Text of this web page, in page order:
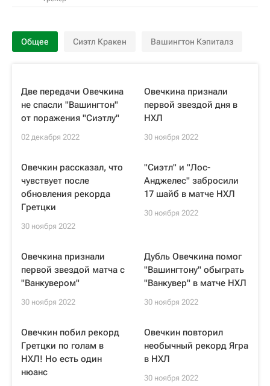
Общее Сиэтл Кракен Вашингтон Кэпиталз
Две передачи Овечкина
не спасли "Вашингтон"
от поражения "Сиэтлу"
02 декабря 2022
Овечкина признали
первой звездой дня в
НХЛ
30 ноября 2022
Овечкин рассказал, что
чувствует после
обновления рекорда
Гретцки
30 ноября 2022
"Сиэтл" и "Лос-
Анджелес" забросили
17 шайб в матче НХЛ
30 ноября 2022
Овечкина признали
первой звездой матча c
"Ванкувером"
30 ноября 2022
Дубль Овечкина помог
"Вашингтону" обыграть
"Ванкувер" в матче НХЛ
30 ноября 2022
Овечкин побил рекорд
Гретцки по голам в
НХЛ! Но есть один
нюанс
Овечкин повторил
необычный рекорд Ягра
в НХЛ
30 ноября 2022